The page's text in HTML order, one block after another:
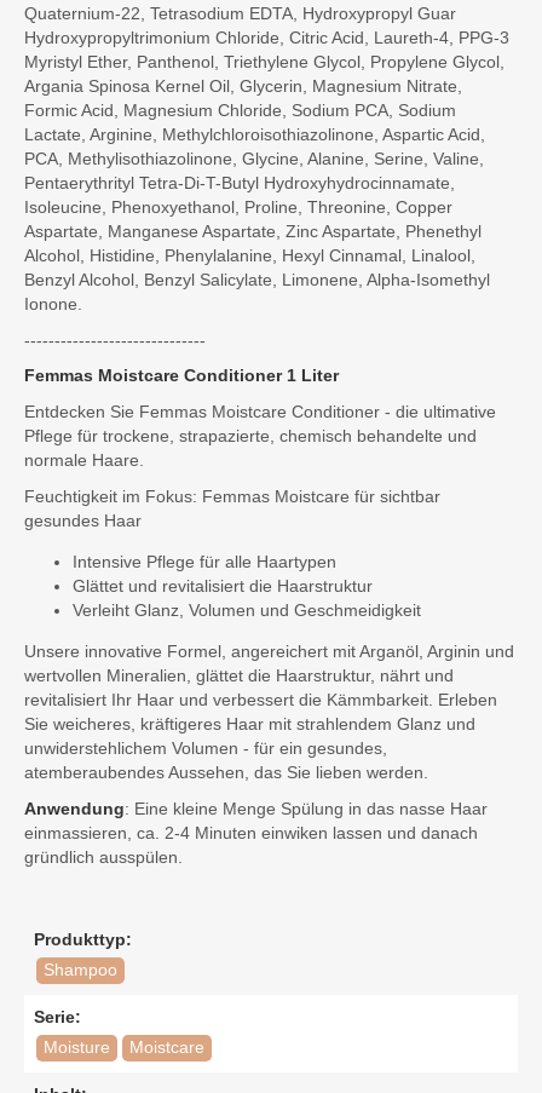
Quaternium-22, Tetrasodium EDTA, Hydroxypropyl Guar
Hydroxypropyltrimonium Chloride, Citric Acid, Laureth-4, PPG-3
Myristyl Ether, Panthenol, Triethylene Glycol, Propylene Glycol,
Argania Spinosa Kernel Oil, Glycerin, Magnesium Nitrate,
Formic Acid, Magnesium Chloride, Sodium PCA, Sodium
Lactate, Arginine, Methylchloroisothiazolinone, Aspartic Acid,
PCA, Methylisothiazolinone, Glycine, Alanine, Serine, Valine,
Pentaerythrityl Tetra-Di-T-Butyl Hydroxyhydrocinnamate,
Isoleucine, Phenoxyethanol, Proline, Threonine, Copper
Aspartate, Manganese Aspartate, Zinc Aspartate, Phenethyl
Alcohol, Histidine, Phenylalanine, Hexyl Cinnamal, Linalool,
Benzyl Alcohol, Benzyl Salicylate, Limonene, Alpha-Isomethyl
Ionone.
------------------------------
Femmas Moistcare Conditioner 1 Liter
Entdecken Sie Femmas Moistcare Conditioner - die ultimative
Pflege für trockene, strapazierte, chemisch behandelte und
normale Haare.
Feuchtigkeit im Fokus: Femmas Moistcare für sichtbar
gesundes Haar
Intensive Pflege für alle Haartypen
Glättet und revitalisiert die Haarstruktur
Verleiht Glanz, Volumen und Geschmeidigkeit
Unsere innovative Formel, angereichert mit Arganöl, Arginin und
wertvollen Mineralien, glättet die Haarstruktur, nährt und
revitalisiert Ihr Haar und verbessert die Kämmbarkeit. Erleben
Sie weicheres, kräftigeres Haar mit strahlendem Glanz und
unwiderstehlichem Volumen - für ein gesundes,
atemberaubendes Aussehen, das Sie lieben werden.
Anwendung: Eine kleine Menge Spülung in das nasse Haar
einmassieren, ca. 2-4 Minuten einwiken lassen und danach
gründlich ausspülen.
Produkttyp:
Shampoo
Serie:
Moisture Moistcare